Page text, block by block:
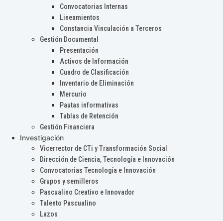
Convocatorias Internas
Lineamientos
Constancia Vinculación a Terceros
Gestión Documental
Presentación
Activos de Información
Cuadro de Clasificación
Inventario de Eliminación
Mercurio
Pautas informativas
Tablas de Retención
Gestión Financiera
Investigación
Vicerrector de CTi y Transformación Social
Dirección de Ciencia, Tecnología e Innovación
Convocatorias Tecnología e Innovación
Grupos y semilleros
Pascualino Creativo e Innovador
Talento Pascualino
Lazos